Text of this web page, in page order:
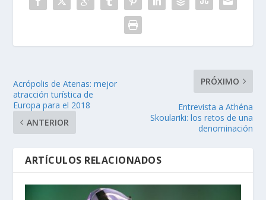
Acrópolis de Atenas: mejor
atracción turística de
Europa para el 2018
ANTERIOR
PRÓXIMO
Entrevista a Athéna
Skoulariki: los retos de una
denominación
ARTÍCULOS RELACIONADOS